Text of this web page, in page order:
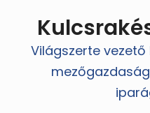
Világszerte